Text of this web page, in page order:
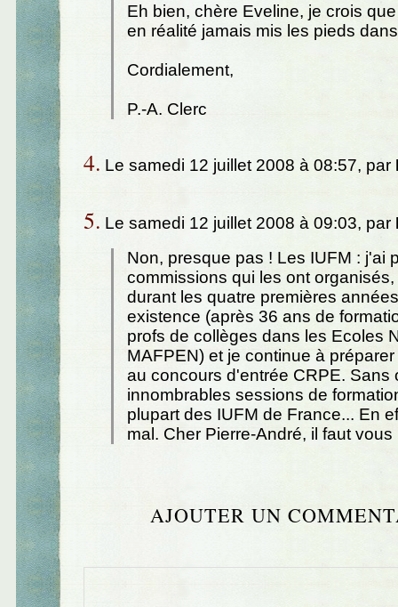
Eh bien, chère Eveline, je crois
en réalité jamais mis les pieds
Cordialement,
P.-A. Clerc
4. Le samedi 12 juillet 2008 à 08:57, par
5. Le samedi 12 juillet 2008 à 09:03, par
Non, presque pas ! Les IUFM : j'ai
commissions qui les ont
durant les quatre premières
existence (après 36 ans de
profs de collèges dans les Ecoles
MAFPEN) et je continue à
au concours d'entrée CRPE. Sans
innombrables sessions de
plupart des IUFM de France... En
mal. Cher Pierre-André, il faut
AJOUTER UN